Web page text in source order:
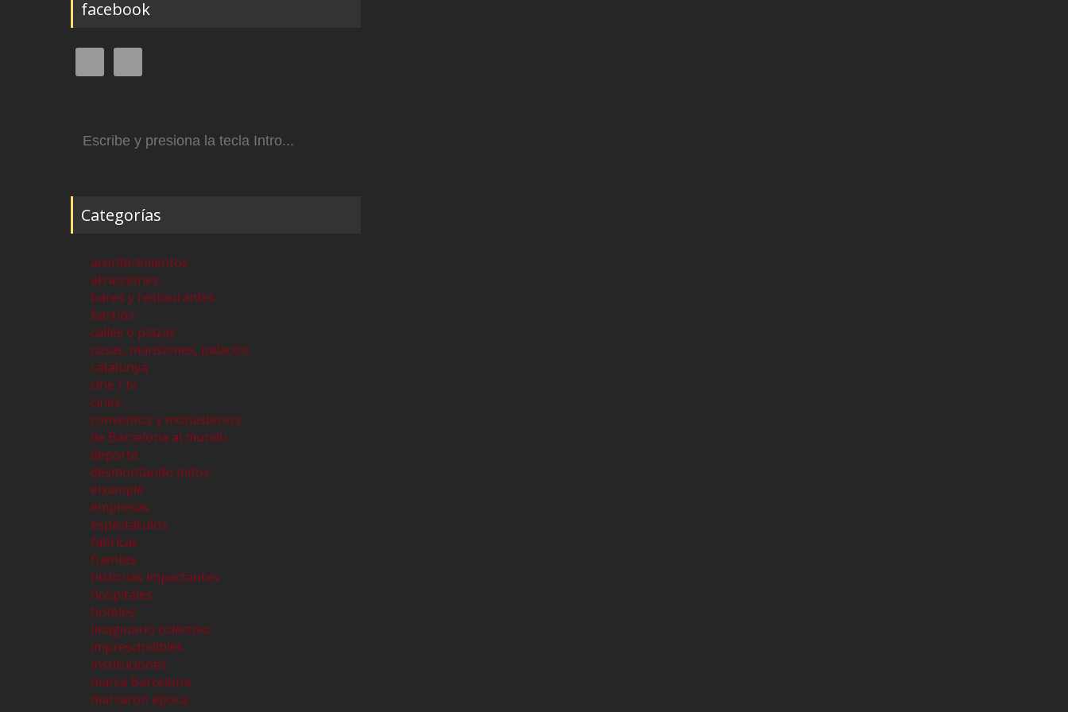
facebook
Categorías
acontecimientos
atracciones
bares y restaurantes
barrios
calles o plazas
casas, mansiones, palacios
catalunya
cine / tv
cines
conventos y monasterios
de Barcelona al mundo
deporte
desmontando mitos
eixample
empresas
espectáculos
fabricas
fuentes
historias impactantes
hospitales
hoteles
imaginario colectivo
imprescindibles
instituciones
marca Barcelona
marcaron época